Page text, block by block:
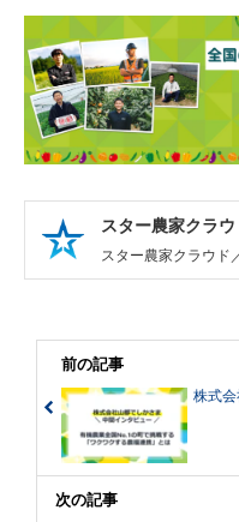
スター農家クラ
スター農家クラウド
前の記事
株式
次の記事